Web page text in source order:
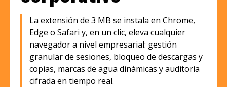
La extensión de 3 MB se instala en Chrome,
Edge o Safari y, en un clic, eleva cualquier
navegador a nivel empresarial: gestión
granular de sesiones, bloqueo de descargas y
copias, marcas de agua dinámicas y auditoría
cifrada en tiempo real.